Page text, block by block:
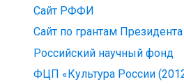
Сайт РФФИ
Сайт по грантам
Российский научный фонд
ФЦП «Культура России